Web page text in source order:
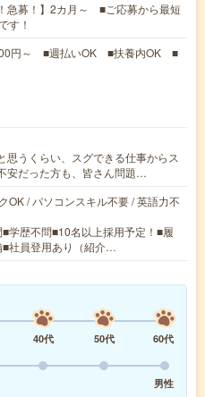
急募！】2カ月～ ■ご応募から最短
す！
円～ ■週払いOK ■扶養内OK ■
思うくらい、スグできる仕事からス
安だった方も、皆さん問題…
OK / パソコンスキル不要 / 英語力不
学歴不問■10名以上採用予定！■履
■社員登用あり（紹介…
40代 50代
60代
男性